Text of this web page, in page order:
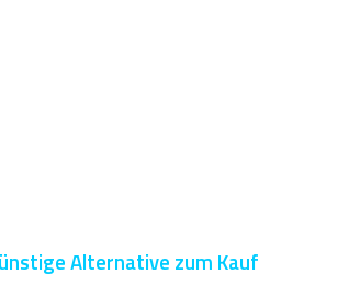
Alternative zum Kauf